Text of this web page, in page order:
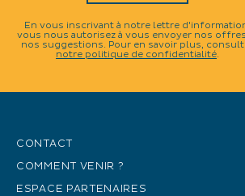
En vous inscrivant à notre lettre
vous nous autorisez à vous envoyer nos
nos suggestions. Pour en savoir plus,
notre politique de confidentialité.
CONTACT
COMMENT VENIR ?
ESPACE PARTENAIRES